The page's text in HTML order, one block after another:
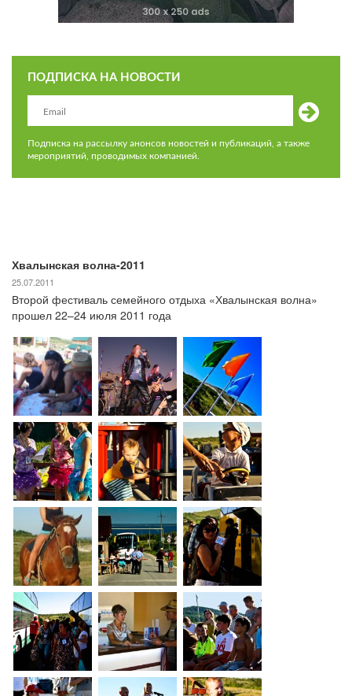
ПОДПИСКА НА НОВОСТИ
Подписка на рассылку анонсов новостей и публикаций, а также
мероприятий, проводимых компанией.
Хвалынская волна-2011
25.07.2011
Второй фестиваль семейного отдыха «Хвалынская волна»
прошел 22–24 июля 2011 года